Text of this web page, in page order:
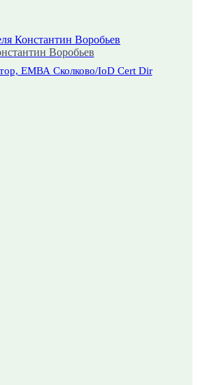
Воробьев
ЕМВА Сколково/IoD Cert Dir